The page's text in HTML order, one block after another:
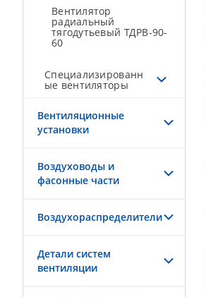
Вентилятор
радиальный
тягодутьевый ТДРВ-90-
60
Специализированн
ые вентиляторы
Вентиляционные
установки
Воздуховоды и
фасонные части
Воздухораспределители
Детали систем
вентиляции